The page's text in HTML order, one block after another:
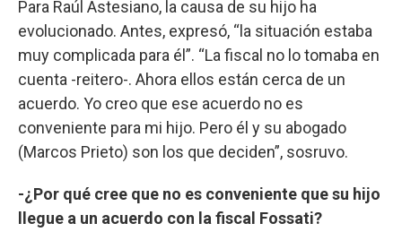
Para Raúl Astesiano, la causa de su hijo ha
evolucionado. Antes, expresó, “la situación estaba
muy complicada para él”. “La fiscal no lo tomaba en
cuenta -reitero-. Ahora ellos están cerca de un
acuerdo. Yo creo que ese acuerdo no es
conveniente para mi hijo. Pero él y su abogado
(Marcos Prieto) son los que deciden”, sosruvo.
-¿Por qué cree que no es conveniente que su hijo
llegue a un acuerdo con la fiscal Fossati?